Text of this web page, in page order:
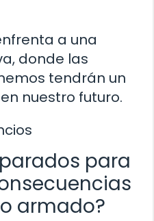
a una
donde las
tendrán un
nuestro futuro.
para
armado?